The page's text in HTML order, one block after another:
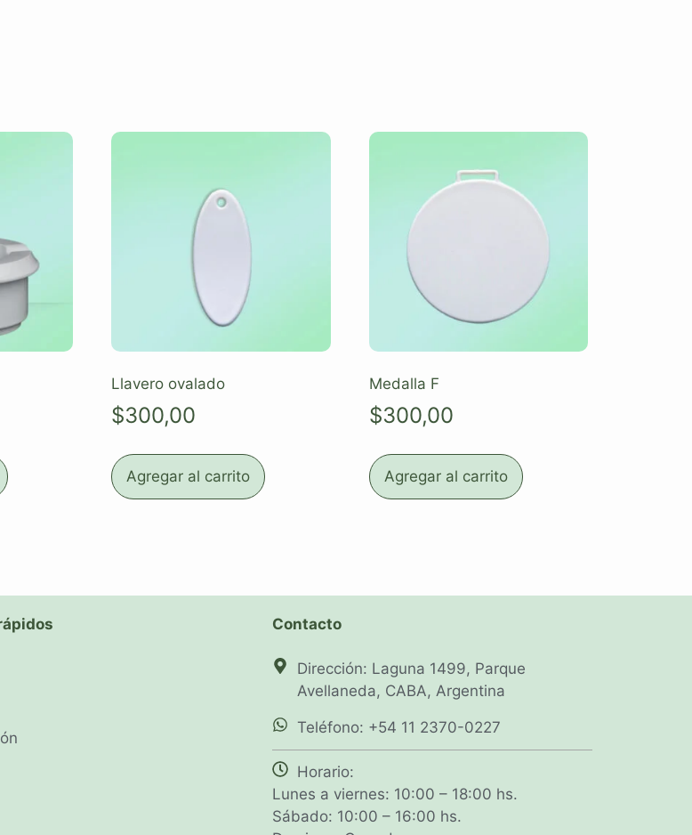
Llavero ovalado
$300,00
Agregar al carrito
Medalla F
$300,00
Agregar al carrito
Contacto
Dirección: Laguna 1499, Parque
Avellaneda, CABA, Argentina
Teléfono: +54 11 2370-0227
Horario:
Lunes a viernes: 10:00 – 18:00 hs.
Sábado: 10:00 – 16:00 hs.